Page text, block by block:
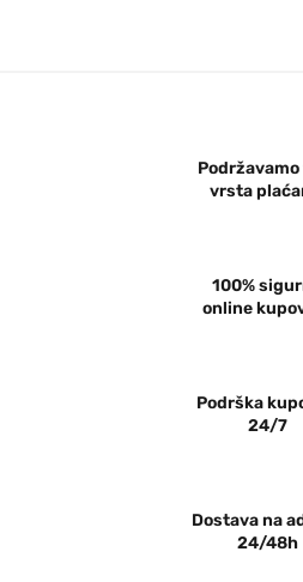
vrsta
100%
online
Podrška
24/7
Dostava na
24/48h